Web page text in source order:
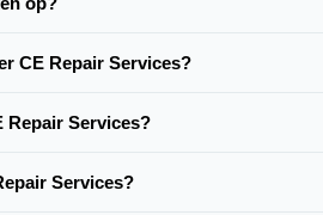
CE Repair Services?
Repair Services?
Services?